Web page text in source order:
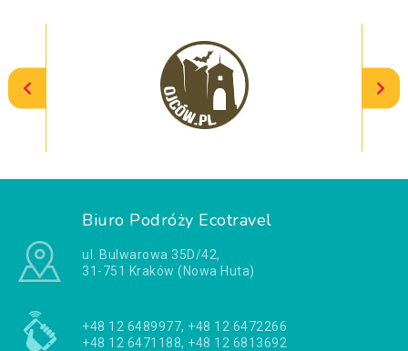
Biuro Podróży Ecotravel
ul. Bulwarowa 35D/42,
31-751 Kraków (Nowa Huta)
+48 12 6489977, +48 12 6472266
+48 12 6471188, +48 12 6813692